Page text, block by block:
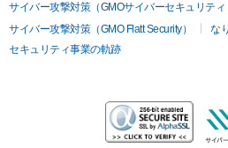
サイバー攻撃対策（GMOサイバーセキュリティ
サイバー攻撃対策（GMO Flatt Security）
な
セキュリティ事業の軌跡